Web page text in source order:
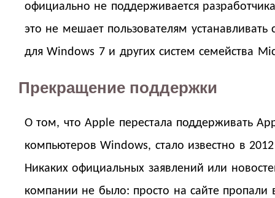
официально не поддерживается
это не мешает пользователям устанавливать
для Windows 7 и других систем семейства
Прекращение поддержки
О том, что Apple перестала поддерживать
компьютеров Windows, стало известно в 2012
Никаких официальных заявлений или
компании не было: просто на сайте пропали